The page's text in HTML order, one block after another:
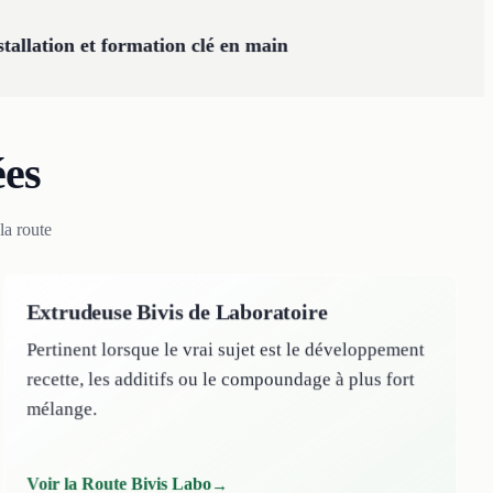
et formation clé en main
route
Extrudeuse Bivis de Laboratoire
Pertinent lorsque le vrai sujet est le développement
recette, les additifs ou le compoundage à plus fort
mélange.
Voir la Route Bivis Labo